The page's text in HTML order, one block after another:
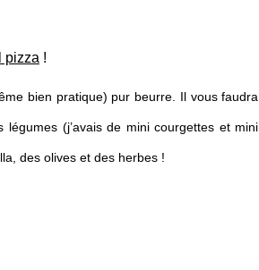
pizza !
bien pratique) pur beurre. Il vous faudra
(j’avais de mini courgettes et mini
des olives et des herbes !